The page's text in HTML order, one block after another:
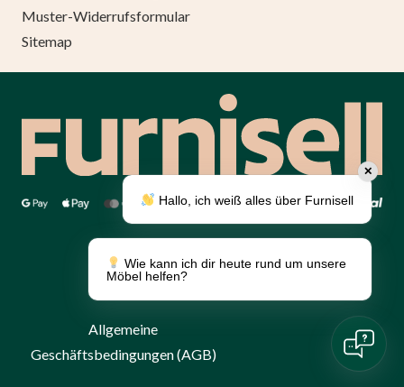
Muster-Widerrufsformular
Sitemap
Allgemeine
Geschäftsbedingungen (AGB)
✕
Hallo, ich weiß alles über Furnisell
Wie kann ich dir heute rund um unsere
Möbel helfen?